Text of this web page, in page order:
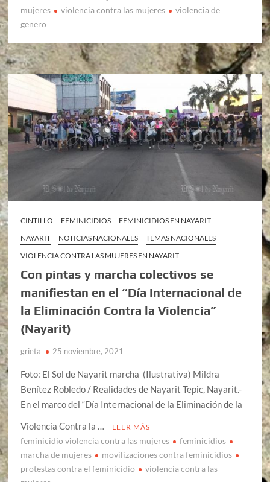
mujeres
violencia contra las mujeres
violencia de
genero
CINTILLO FEMINICIDIOS
FEMINICIDIOS EN NAYARIT
NAYARIT
NOTICIAS NACIONALES
TEMAS NACIONALES
VIOLENCIA CONTRA LAS MUJERES EN NAYARIT
Con pintas y marcha colectivos se
manifiestan en el “Día Internacional de
la Eliminación Contra la Violencia”
(Nayarit)
grieta 25 noviembre, 2021
Foto: El Sol de Nayarit marcha (Ilustrativa) Mildra
Benítez Robledo / Realidades de Nayarit Tepic, Nayarit.-
En el marco del “Día Internacional de la Eliminación de la
Violencia Contra la …
LEER MÁS
feminicidio violencia contra las mujeres
feminicidios
marcha de mujeres
movilizaciones contra feminicidios
protestas contra el feminicidio
violencia contra las